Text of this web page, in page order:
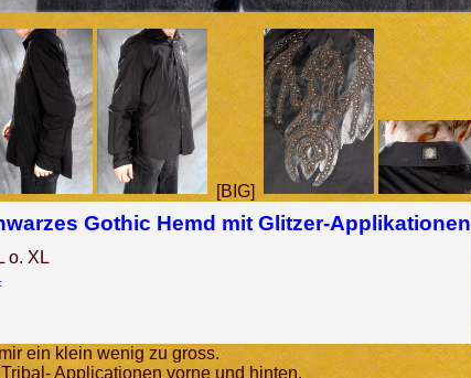
[BIG]
Gothic Hemd mit Glitzer-Applikationen
o. XL
ein klein wenig zu gross.
Applicationen vorne und hinten.